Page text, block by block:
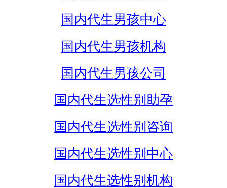
国内代生男孩中心
国内代生男孩机构
国内代生男孩公司
国内代生选性别助孕
国内代生选性别咨询
国内代生选性别中心
国内代生选性别机构